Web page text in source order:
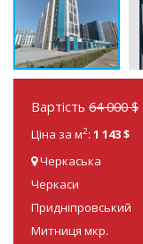
Вартість 64 000 $
Ціна за м2: 1 143 $
Черкаська
Черкаси
Придніпровський
Митниця мкр.